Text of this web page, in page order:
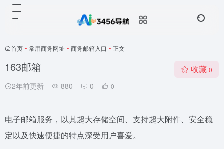
首页 • 常用商务网址 • 商务邮箱入口 • 正文
163邮箱
2年前更新 880 0 0
收藏 0
电子邮箱服务，以其超大存储空间、支持超大附件、安全稳
定以及快速便捷的特点深受用户喜爱。